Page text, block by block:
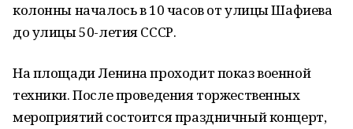
колонны началось в 10 часов от улицы Шафиева
до улицы 50-летия СССР.
На площади Ленина проходит показ военной
техники. После проведения торжественных
мероприятий состоится праздничный концерт,